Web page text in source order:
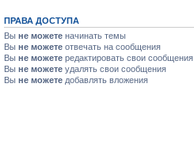
ПРАВА ДОСТУПА
Вы не можете начинать темы
Вы не можете отвечать на сообщения
Вы не можете редактировать свои сообщения
Вы не можете удалять свои сообщения
Вы не можете добавлять вложения